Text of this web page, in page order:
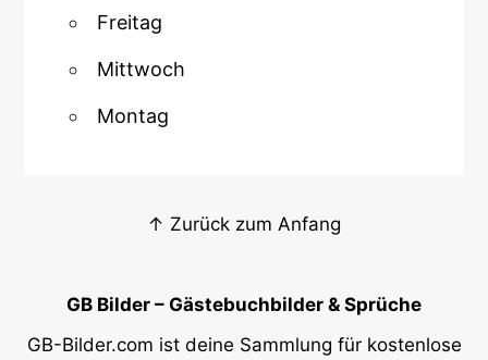
Freitag
Mittwoch
Montag
↑ Zurück zum Anfang
GB Bilder – Gästebuchbilder & Sprüche
GB-Bilder.com ist deine Sammlung für kostenlose